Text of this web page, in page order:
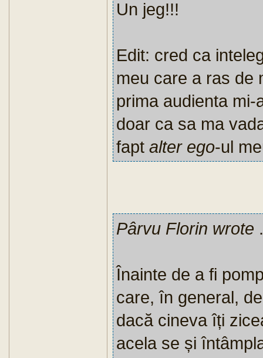
Un jeg!!!
Edit: cred ca
meu care a ras de
prima audienta
doar ca sa ma
fapt alter ego-ul
Pârvu Florin wrote
Înainte de a fi
care, în general,
dacă cineva îți
acela se și